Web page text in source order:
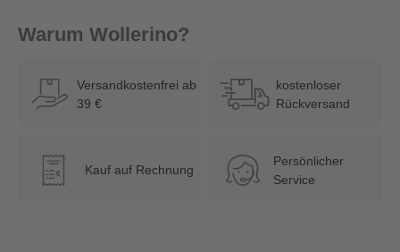
Warum Wollerino?
Versandkostenfrei ab
39 €
kostenloser
Rückversand
€ Kauf auf Rechnung
Persönlicher
Service